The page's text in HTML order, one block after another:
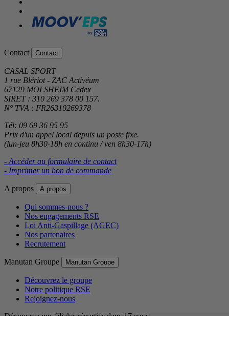
Contact Contact
CASAL SPORT
1 rue Blériot - ZAC Activéum
67129 MOLSHEIM Cedex
SIRET : 310 269 378 00 157.
N° TVA : FR26310269378
Tél: 09 69 36 95 95
Prix d'un appel local depuis un poste fixe.
(lun-jeu 8h30-18h en continu / ven 8h30-17h)
- Accéder au formulaire de contact
- Imprimer un bon de commande
A propos A propos
Qui sommes-nous ?
Nos engagements RSE
Loi Anti-Gaspillage (AGEC)
Nos partenaires
Recrutement
Manutan Groupe Manutan Groupe
Découvrez le groupe
Notre politique RSE
Rejoignez-nous
Découvrez nos filiales réparties dans 17 pays.